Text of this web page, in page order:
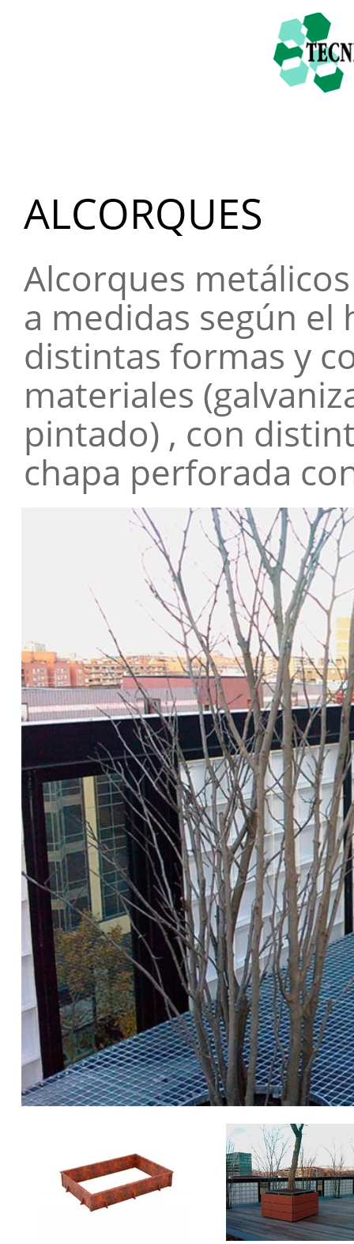
ALCORQUES
Alcorques
a medidas según el
distintas formas y
materiales
pintado) , con
chapa perforada